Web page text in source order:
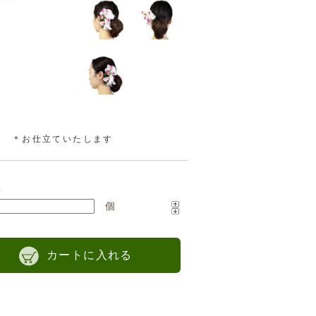
＊お仕立ていたします
個
カートに入れる